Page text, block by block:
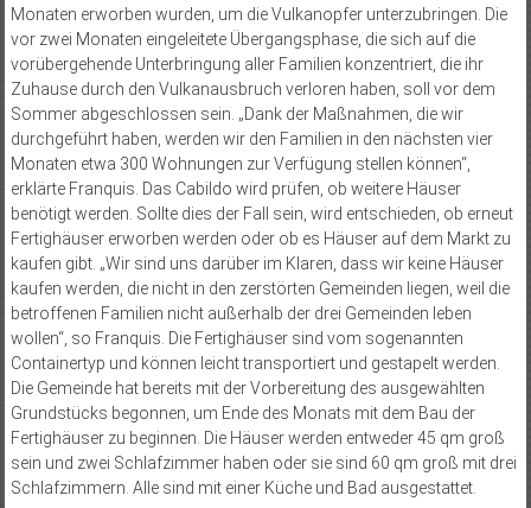
Monaten erworben wurden, um die Vulkanopfer unterzubringen. Die
vor zwei Monaten eingeleitete Übergangsphase, die sich auf die
vorübergehende Unterbringung aller Familien konzentriert, die ihr
Zuhause durch den Vulkanausbruch verloren haben, soll vor dem
Sommer abgeschlossen sein. „Dank der Maßnahmen, die wir
durchgeführt haben, werden wir den Familien in den nächsten vier
Monaten etwa 300 Wohnungen zur Verfügung stellen können“,
erklärte Franquis. Das Cabildo wird prüfen, ob weitere Häuser
benötigt werden. Sollte dies der Fall sein, wird entschieden, ob erneut
Fertighäuser erworben werden oder ob es Häuser auf dem Markt zu
kaufen gibt. „Wir sind uns darüber im Klaren, dass wir keine Häuser
kaufen werden, die nicht in den zerstörten Gemeinden liegen, weil die
betroffenen Familien nicht außerhalb der drei Gemeinden leben
wollen“, so Franquis. Die Fertighäuser sind vom sogenannten
Containertyp und können leicht transportiert und gestapelt werden.
Die Gemeinde hat bereits mit der Vorbereitung des ausgewählten
Grundstücks begonnen, um Ende des Monats mit dem Bau der
Fertighäuser zu beginnen. Die Häuser werden entweder 45 qm groß
sein und zwei Schlafzimmer haben oder sie sind 60 qm groß mit drei
Schlafzimmern. Alle sind mit einer Küche und Bad ausgestattet.